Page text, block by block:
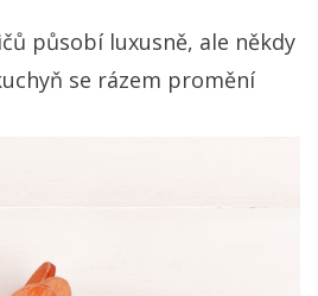
působí luxusně, ale někdy
se rázem promění